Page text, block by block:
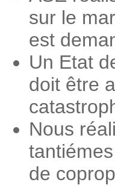
sur le
est
Un Etat
doit être
Nous
de